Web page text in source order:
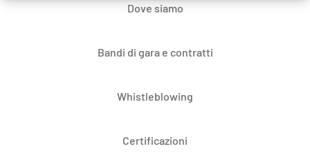
Dove siamo
Bandi di gara e contratti
Whistleblowing
Certificazioni